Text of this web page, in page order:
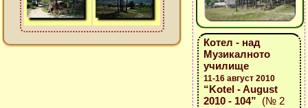
Котел - над
Музикалното
училище
11-16 август 2010
“Kotel - August
2010 - 104” (№ 2